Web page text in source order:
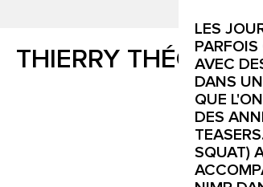
THIERRY
LES
AVEC
DANS
QUE
DES
SQUAT)